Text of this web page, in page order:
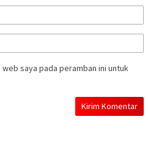
saya pada peramban ini untuk